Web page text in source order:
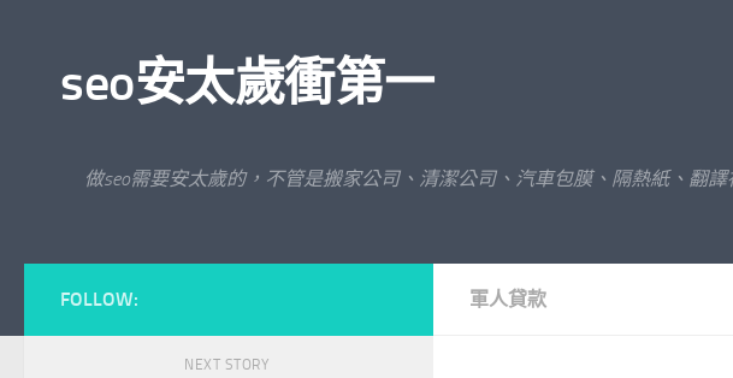
seo安太歲衝第一
做seo需要安太歲的，不管是搬家公司、清潔公司、汽車包膜、隔熱紙、翻
軍人貸款
FOLLOW:
NEXT STORY